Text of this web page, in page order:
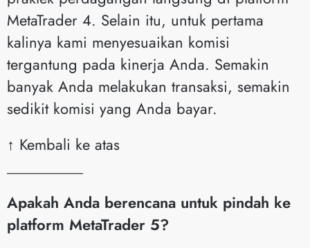
MetaTrader 4. Selain itu, untuk pertama
kalinya kami menyesuaikan komisi
tergantung pada kinerja Anda. Semakin
banyak Anda melakukan transaksi, semakin
sedikit komisi yang Anda bayar.
↑ Kembali ke atas
Apakah Anda berencana untuk pindah ke
platform MetaTrader 5?